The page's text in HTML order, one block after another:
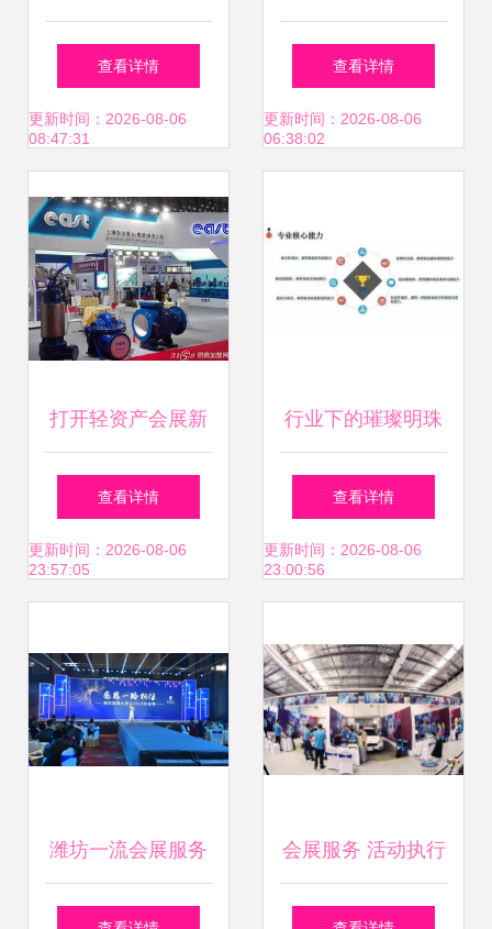
柜与厦门展会高柜
柜台 选择精品货架
查看详情
更新时间：2026-08-06
08:47:31
品质 从展台设计到
活动策划的专业实
查看详情
更新时间：2026-08-06
06:38:02
打开轻资产会展新
蓝海，别再死扛
了！
查看详情
更新时间：2026-08-06
23:57:05
行业下的璀璨明珠
会展策划与管理专
业的服务价值解读
查看详情
更新时间：2026-08-06
23:00:56
潍坊一流会展服务
蓝海战略下的新标
会展服务 活动执行
的精密艺术与一站